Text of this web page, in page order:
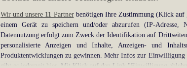
Wir und unsere 11 Partnerbenötigen Ihre Zustimmung (Klick auf
einem Gerät zu speichern und/oder abzurufen (IP-Adresse,
Datennutzung erfolgt zum Zweck der Identifikation auf
personalisierte Anzeigen und Inhalte, Anzeigen- und
Produktentwicklungen zu gewinnen. Mehr Infos zur
gibt es jederzeit hier . Mit Klick auf den Link "Einwilligung